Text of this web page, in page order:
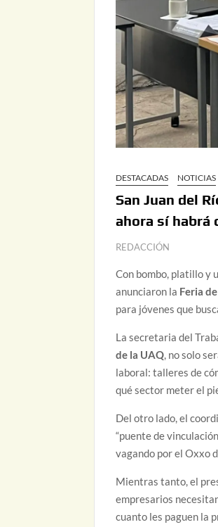
DESTACADAS NOTICIAS
San Juan del
ahora sí habrá
REDACCIÓN
Con bombo, platillo y
anunciaron la Feria
para jóvenes que
La secretaria del
de la UAQ, no solo
laboral: talleres de
qué sector meter el
Del otro lado, el
“puente de
vagando por el Oxxo
Mientras tanto, el
empresarios
cuanto les paguen la